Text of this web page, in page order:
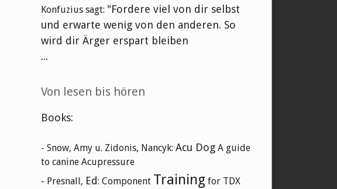
Konfuzius sagt: "Fordere viel von dir selbst
und erwarte wenig von den anderen. So
wird dir Ärger erspart bleiben
...
Von lesen bis hören
Books:
- Snow, Amy u. Zidonis, Nancyk:Acu Dog A guide
to canine Acupressure
- Presnall, Ed: Component Training for TDX